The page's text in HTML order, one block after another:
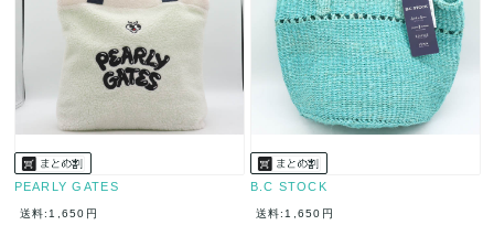
PEARLY GATES
送料:1,650円
B.C STOCK
送料:1,650円